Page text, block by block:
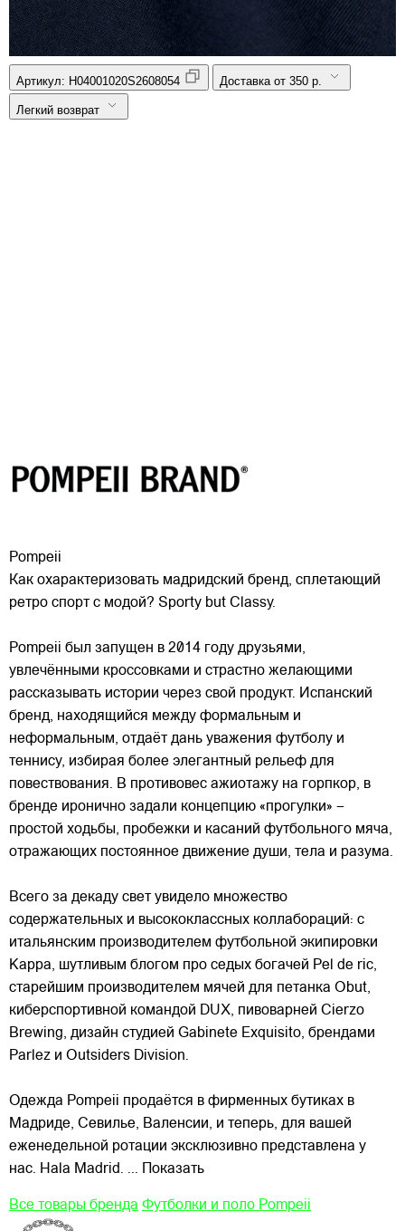
Артикул: H04001020S2608054 Доставка от 350 р.
Легкий возврат
Pompeii
Как охарактеризовать мадридский бренд, сплетающий
ретро спорт с модой? Sporty but Classy.
Pompeii был запущен в 2014 году друзьями,
увлечёнными кроссовками и страстно желающими
рассказывать истории через свой продукт. Испанский
бренд, находящийся между формальным и
неформальным, отдаёт дань уважения футболу и
теннису, избирая более элегантный рельеф для
повествования. В противовес ажиотажу на горпкор, в
бренде иронично задали концепцию «прогулки» –
простой ходьбы, пробежки и касаний футбольного мяча,
отражающих постоянное движение души, тела и разума.
Всего за декаду свет увидело множество
содержательных и высококлассных коллабораций: с
итальянским производителем футбольной экипировки
Kappa, шутливым блогом про седых богачей Pel de ric,
старейшим производителем мячей для петанка Obut,
киберспортивной командой DUX, пивоварней Cierzo
Brewing, дизайн студией Gabinete Exquisito, брендами
Parlez и Outsiders Division.
Одежда Pompeii продаётся в фирменных бутиках в
Мадриде, Севилье, Валенсии, и теперь, для вашей
еженедельной ротации эксклюзивно представлена у
нас. Hala Madrid. ... Показать
Все товары бренда Футболки и поло Pompeii